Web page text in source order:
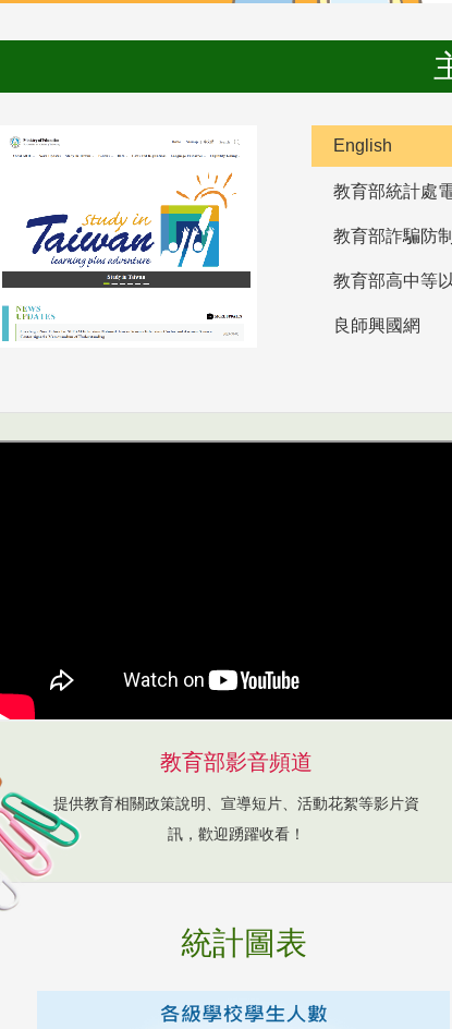
English
教育部統計處
教育部詐騙防
良師興國網
教育部影音頻道
提供教育相關政策說明、宣導短片、活動花絮等影片資
訊，歡迎踴躍收看！
統計圖表